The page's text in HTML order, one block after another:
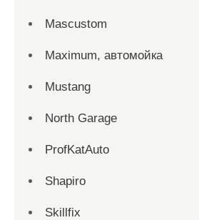
Mascustom
Maximum, автомойка
Mustang
North Garage
ProfKatAuto
Shapiro
Skillfix